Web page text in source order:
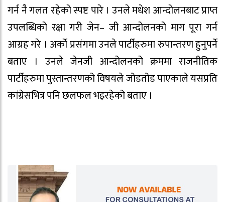
गर्न नै गलत रहेको स्पष्ट पारे । उनले मधेश आन्दोलनबाट प्राप्त
उपलब्धिको रक्षा गरी जेन– जी आन्दोलनको माग पूरा गर्न
आग्रह गरे । अर्को प्रसंगमा उनले पार्टीहरुमा रुपान्तरण हुनुपर्ने
बताए । उनले जेनजी आन्दोलनको क्रममा राजनीतिक
पार्टीहरुमा पुस्तान्तरणको विषयले जोडतोड पाएकाले यसप्रति
कांग्रेसभित्र पनि छलफल भइरहेको बताए ।